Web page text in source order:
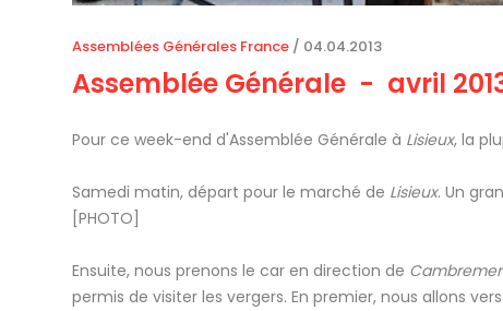
Assemblées Générales France / 04.04.2013
Assemblée Générale - avril
Pour ce week-end d'Assemblée Générale à Lisieux, la
Samedi matin, départ pour le marché de Lisieux. Un
[PHOTO]
Ensuite, nous prenons le car en direction de Cambremer
permis de visiter les vergers. En premier, nous allons